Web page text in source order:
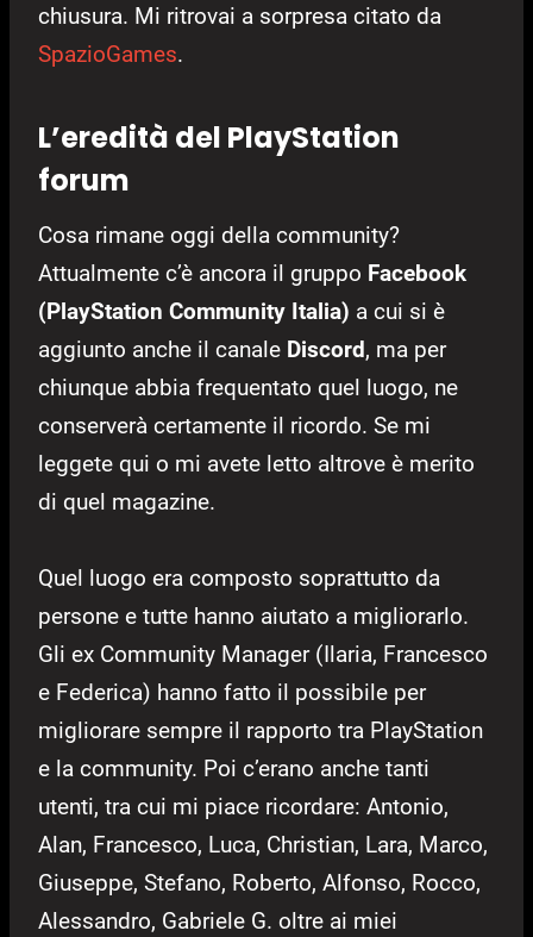
chiusura. Mi ritrovai a sorpresa citato da
SpazioGames.
L’eredità del PlayStation
forum
Cosa rimane oggi della community?
Attualmente c’è ancora il gruppo Facebook
(PlayStation Community Italia) a cui si è
aggiunto anche il canale Discord, ma per
chiunque abbia frequentato quel luogo, ne
conserverà certamente il ricordo. Se mi
leggete qui o mi avete letto altrove è merito
di quel magazine.
Quel luogo era composto soprattutto da
persone e tutte hanno aiutato a migliorarlo.
Gli ex Community Manager (Ilaria, Francesco
e Federica) hanno fatto il possibile per
migliorare sempre il rapporto tra PlayStation
e la community. Poi c’erano anche tanti
utenti, tra cui mi piace ricordare: Antonio,
Alan, Francesco, Luca, Christian, Lara, Marco,
Giuseppe, Stefano, Roberto, Alfonso, Rocco,
Alessandro, Gabriele G. oltre ai miei